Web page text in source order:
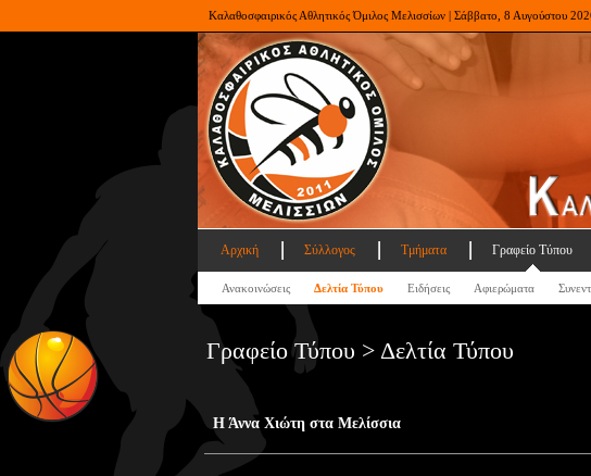
Καλαθοσφαιρικός Αθλητικός Όμιλος Μελισσίων | Σάββατο, 8 Αυγούστου
Αρχική Σύλλογος Τμήματα Γραφείο Τύπου
Ανακοινώσεις Δελτία Τύπου Ειδήσεις Αφιερώματα
Γραφείο Τύπου > Δελτία Τύπου
Η Άννα Χιώτη στα Μελίσσια